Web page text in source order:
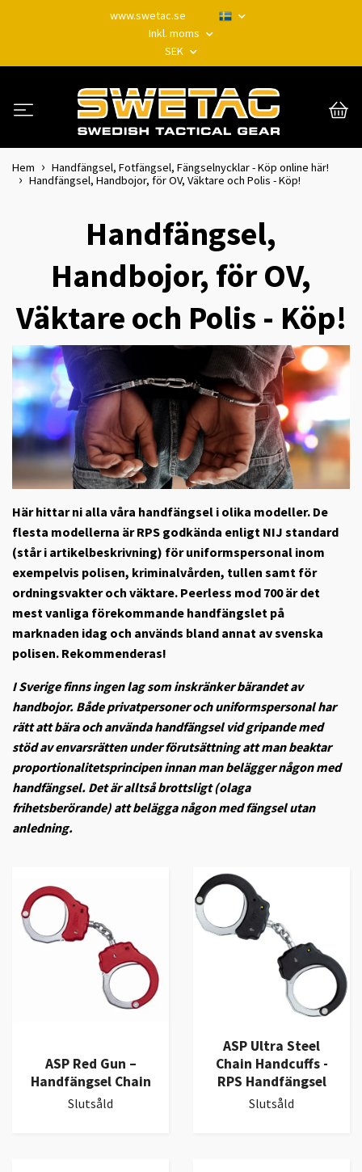
www.swetac.se
Inkl. moms
SEK
Hem
Handfängsel, Fotfängsel, Fängselnycklar - Köp online här!
Handfängsel, Handbojor, för OV, Väktare och Polis - Köp!
Handfängsel,
Handbojor, för OV,
Väktare och Polis - Köp!
Här hittar ni alla våra handfängsel i olika modeller. De
flesta modellerna är RPS godkända enligt NIJ standard
(står i artikelbeskrivning) för uniformspersonal inom
exempelvis polisen, kriminalvården, tullen samt för
ordningsvakter och väktare. Peerless mod 700 är det
mest vanliga förekommande handfängslet på
marknaden idag och används bland annat av svenska
polisen. Rekommenderas!
I Sverige finns ingen lag som inskränker bärandet av
handbojor. Både privatpersoner och uniformspersonal har
rätt att bära och använda handfängsel vid gripande med
stöd av envarsrätten under förutsättning att man beaktar
proportionalitetsprincipen innan man belägger någon med
handfängsel. Det är alltså brottsligt (olaga
frihetsberörande) att belägga någon med fängsel utan
anledning.
ASP Red Gun –
Handfängsel Chain
Slutsåld
ASP Ultra Steel
Chain Handcuffs -
RPS Handfängsel
Slutsåld